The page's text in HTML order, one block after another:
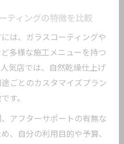
ティングの特徴を比較
は、ガラスコーティングや
多様な施工メニューを持つ
気店では、自然乾燥仕上げ
ごとのカスタマイズプラン
す。
アフターサポートの有無な
、自分の利用目的や予算、